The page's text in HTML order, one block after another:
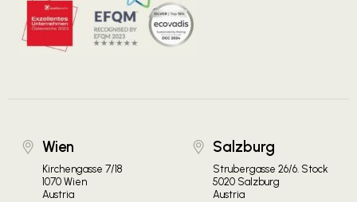
Wien
Kirchengasse 7/18
1070 Wien
Austria
Salzburg
Strubergasse 26/6. Stock
5020 Salzburg
Austria